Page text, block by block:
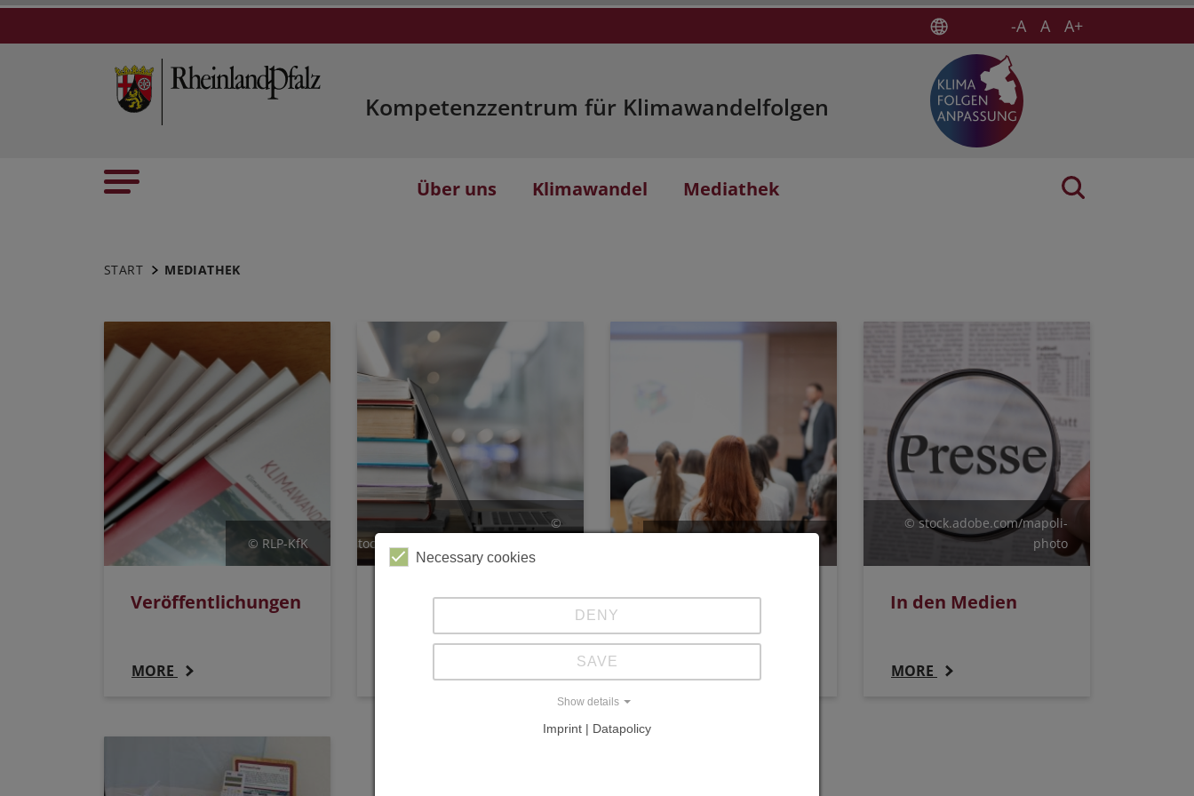
-A A A+
Kompetenzzentrum für Klimawandelfolgen
Über uns Klimawandel Mediathek
START MEDIATHEK
© RLP-KfK
Veröffentlichungen
MORE
©
stock.adobe.com/BillionPhotos.com
Weiterführende
Vorträge
© stock.adobe.com/mapoli-
photo
In den Medien
MORE
Necessary cookies
DENY
SAVE
Show details
Imprint | Datapolicy